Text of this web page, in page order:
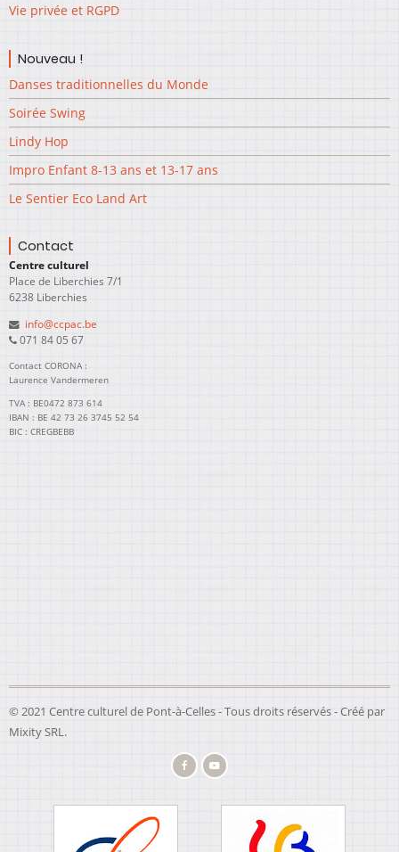
Vie privée et RGPD
Nouveau !
Danses traditionnelles du Monde
Soirée Swing
Lindy Hop
Impro Enfant 8-13 ans et 13-17 ans
Le Sentier Eco Land Art
Contact
Centre culturel
Place de Liberchies 7/1
6238 Liberchies
info@ccpac.be
071 84 05 67
Contact CORONA :
Laurence Vandermeren
TVA : BE0472 873 614
IBAN : BE 42 73 26 3745 52 54
BIC : CREGBEBB
© 2021 Centre culturel de Pont-à-Celles - Tous droits réservés - Créé par
Mixity SRL.